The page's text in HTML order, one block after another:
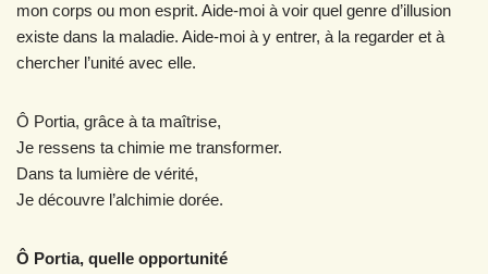
mon corps ou mon esprit. Aide-moi à voir quel genre d’illusion
existe dans la maladie. Aide-moi à y entrer, à la regarder et à
chercher l’unité avec elle.
Ô Portia, grâce à ta maîtrise,
Je ressens ta chimie me transformer.
Dans ta lumière de vérité,
Je découvre l’alchimie dorée.
Ô Portia, quelle opportunité